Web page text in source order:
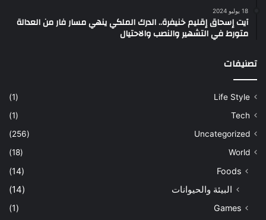
18 يوليو 2024
آيت إسحاق إقليم خنيفرة.. الدرك الملكي ينهي مسار فار من العدالة
متورط في التشهير والنصب والاحتيال
تصنيفات
Life Style
(1)
Tech
(1)
Uncategorized
(256)
World
(18)
Foods
(14)
البيئة والحيوانات (14)
Games
(1)